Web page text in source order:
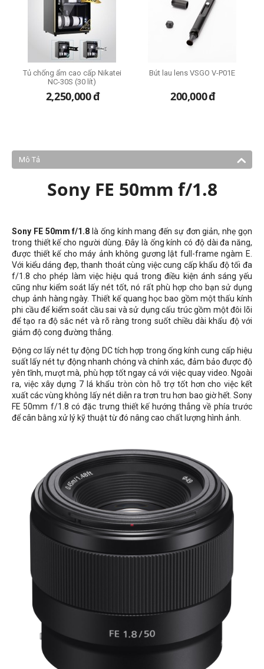
Tủ chống ẩm cao cấp Nikatei
NC-30S (30 lít)
2,250,000đ
Bút lau lens VSGO V-P01E
200,000đ
Mô Tả
Sony FE 50mm f/1.8
Sony FE 50mm f/1.8 là ống kính mang đến sự đơn giản, nhẹ gọn
trong thiết kế cho người dùng. Đây là ống kính có độ dài đa năng,
được thiết kế cho máy ảnh không gương lật full-frame ngàm E.
Với kiểu dáng đẹp, thanh thoát cùng việc cung cấp khẩu độ tối đa
f/1.8 cho phép làm việc hiệu quả trong điều kiện ánh sáng yếu
cũng như kiểm soát lấy nét tốt, nó rất phù hợp cho bạn sử dụng
chụp ảnh hàng ngày. Thiết kế quang học bao gồm một thấu kính
phi cầu để kiểm soát cầu sai và sử dụng cấu trúc gồm một đôi lõi
để tạo ra độ sắc nét và rõ ràng trong suốt chiều dài khẩu độ với
giảm độ cong đường thẳng.
Động cơ lấy nét tự động DC tích hợp trong ống kính cung cấp hiệu
suất lấy nét tự động nhanh chóng và chính xác, đảm bảo được độ
yên tĩnh, mượt mà, phù hợp tốt ngay cả với việc quay video. Ngoài
ra, việc xây dựng 7 lá khẩu tròn còn hỗ trợ tốt hơn cho việc kết
xuất các vùng không lấy nét diễn ra trơn tru hơn bao giờ hết. Sony
FE 50mm f/1.8 có đặc trưng thiết kế hướng thẳng về phía trước
để cân bằng xử lý kỹ thuật từ đó nâng cao chất lượng hình ảnh.